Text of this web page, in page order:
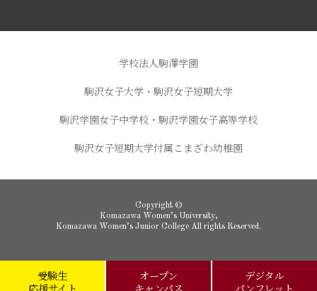
学校法人駒澤学園
駒沢女子大学・駒沢女子短期大学
駒沢学園女子中学校・駒沢学園女子高等学校
駒沢女子短期大学付属こまざわ幼稚園
Copyright ©
Komazawa Women’s University,
Komazawa Women’s Junior College All rights Reserved.
受験生
応援サイト
オープン
キャンパス
デジタル
パンフレット